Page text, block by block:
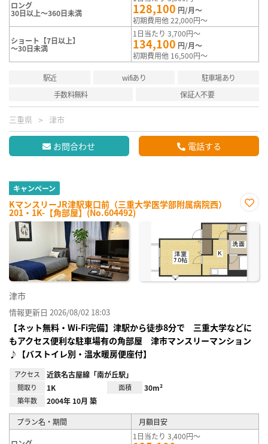
ロング
30日以上～360日未満 128,100 円/月～
初期費用他 22,000円～
ショート【7日以上】
～30日未満
1日当たり 3,700円～
134,100 円/月～
初期費用他 16,500円～
駅近 wifiあり
駐車場あり
手数料無料
保証人不要
三重県 津市
お問合わせ 電話する
キャンペーン
KマンスリーJR津駅東口前（三重大学医学部附属病院西）
201・1K-【角部屋】(No.604492)
に入
り登
録
津市
情報更新日 2026/08/02 18:03
【ネット無料・Wi-Fi完備】津駅から徒歩8分で 三重大学などに
もアクセス便利な駐車場有の角部屋 津市マンスリーマンション
♪【バストイレ別・温水暖房便座付】
アクセス 近鉄名古屋線「南が丘駅」
間取り 1K 面積 30m²
築年数 2004年 10月 築
プラン名・期間 月額目安
1日当たり 3,400円～